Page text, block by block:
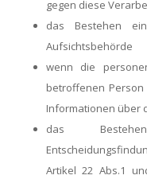
gegen diese
das Bestehen
Aufsichtsbehörde
wenn die
betroffenen
Informationen über
das
Artikel 22 Abs.1